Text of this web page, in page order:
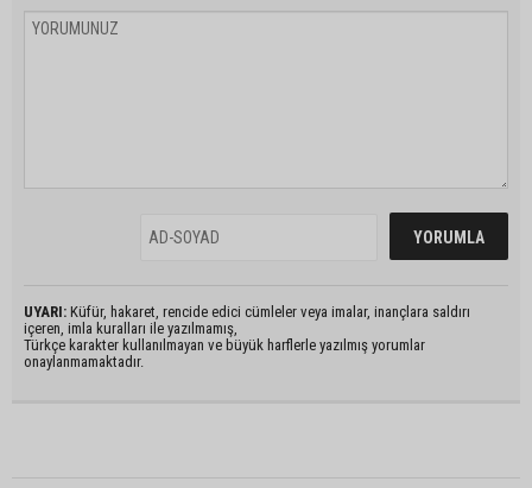
UYARI: Küfür, hakaret, rencide edici cümleler veya imalar, inançlara saldırı
içeren, imla kuralları ile yazılmamış,
Türkçe karakter kullanılmayan ve büyük harflerle yazılmış yorumlar
onaylanmamaktadır.